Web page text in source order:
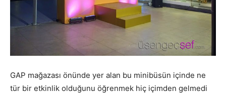
GAP mağazası önünde yer alan bu minibüsün içinde ne
tür bir etkinlik olduğunu öğrenmek hiç içimden gelmedi